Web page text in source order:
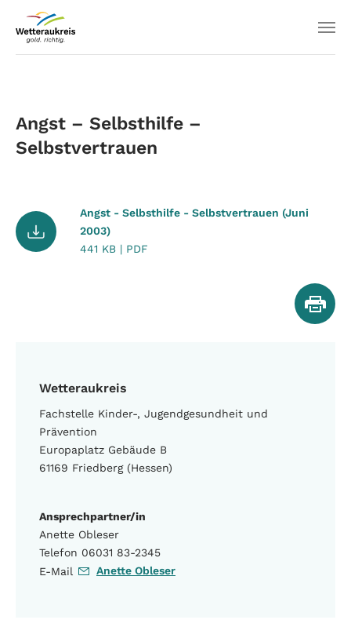
Wetteraukreis
Fachstelle Kinder-, Jugendgesundheit und
Prävention
Europaplatz Gebäude B
61169 Friedberg (Hessen)
Ansprechpartner/in
Anette Obleser
Telefon 06031 83-2345
E-Mail
Anette Obleser
Angst – Selbsthilfe –
Selbstvertrauen
Angst - Selbsthilfe - Selbstvertrauen (Juni
2003)
441 KB | PDF